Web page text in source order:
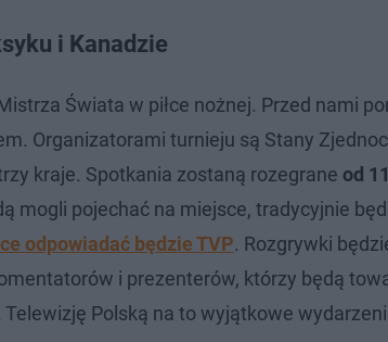
i Kanadzie
Świata w piłce nożnej. Przed nami
Organizatorami turnieju są Stany
kraje. Spotkania zostaną rozegrane od
mogli pojechać na miejsce, tradycyjnie
odpowiadać będzie TVP. Rozgrywki
i prezenterów, którzy będą
Polską na to wyjątkowe